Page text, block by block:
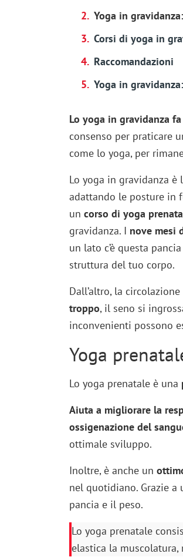
Yoga in
Corsi di yoga in
Raccomandazioni
Yoga in
Lo yoga in gravidanza
consenso per praticare
come lo yoga, per
Lo yoga in gravidanza
adattando le posture in
un corso di yoga
gravidanza. I nove mesi
un lato c’è questa
struttura del tuo corpo.
Dall’altro, la
troppo, il seno si
inconvenienti possono
Yoga
Lo yoga prenatale è una
Aiuta a migliorare la
ossigenazione del
ottimale sviluppo.
Inoltre, è anche un
nel quotidiano. Grazie
pancia e il peso.
Lo yoga prenatale
elastica la